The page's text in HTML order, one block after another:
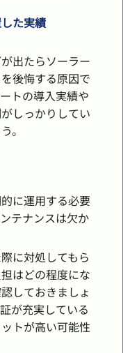
た実績
出たらソーラー
後悔する原因で
トの導入実績や
しっかりしてい
。
に運用する必要
テナンスは欠か
に対処してもら
はどの程度にな
しておきましょ
が充実している
トが高い可能性